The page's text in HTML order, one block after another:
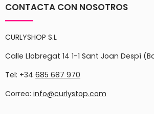
CONTACTA CON NOSOTROS
CURLYSHOP S.L
Calle Llobregat 14 1-1 Sant Joan Despí
Tel: +34 685 687 970
Correo: info@curlystop.com